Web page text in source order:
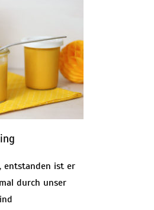
entstanden ist er
durch unser